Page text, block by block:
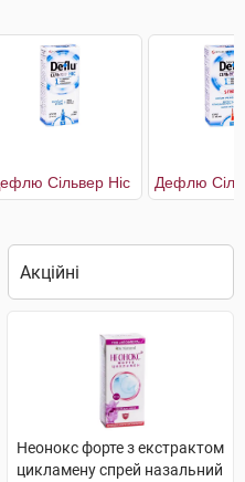
Сільвер Ніс
Неонокс форте з екстрактом
цикламену спрей назальний